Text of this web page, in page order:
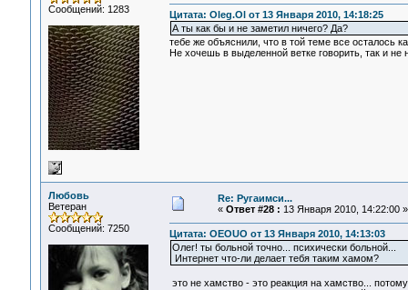
Сообщений: 1283
Цитата: Oleg.Ol от 13 Января 2010, 14:18:25
А ты как бы и не заметил ничего? Да?
тебе же объяснили, что в той теме все осталось
Не хочешь в выделенной ветке говорить, так и не
Любовь
Ветеран
Сообщений: 7250
Re: Ругаимси...
« Ответ #28 : 13 Января 2010, 14:22:00 »
Цитата: OEOUO от 13 Января 2010, 14:13:03
Олег! ты больной точно... психически больной...
Интернет что-ли делает тебя таким хамом?
это не хамство - это реакция на хамство...